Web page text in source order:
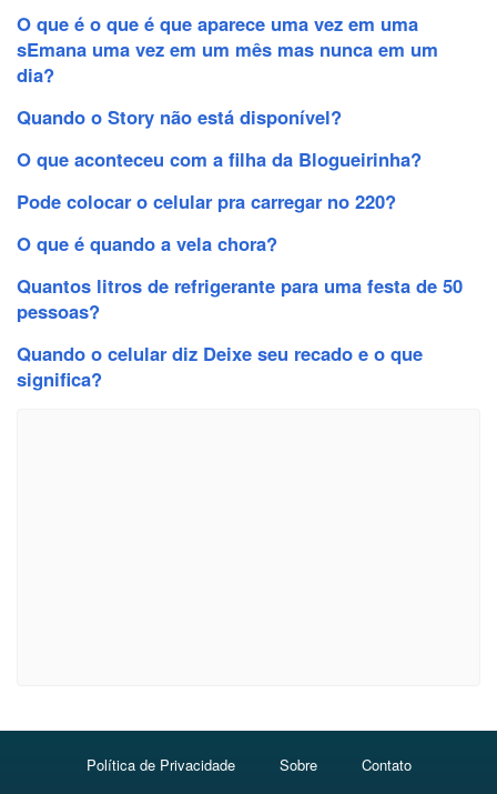
O que é o que é que aparece uma vez em uma
sEmana uma vez em um mês mas nunca em um
dia?
Quando o Story não está disponível?
O que aconteceu com a filha da Blogueirinha?
Pode colocar o celular pra carregar no 220?
O que é quando a vela chora?
Quantos litros de refrigerante para uma festa de 50
pessoas?
Quando o celular diz Deixe seu recado e o que
significa?
Política de Privacidade Sobre Contato